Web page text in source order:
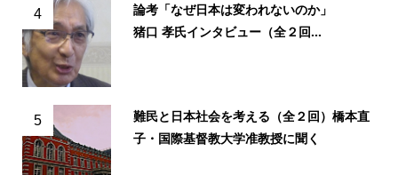
4
論考「なぜ日本は変われないのか」
猪口 孝氏インタビュー（全２回...
5
難民と日本社会を考える（全２回）橋本直
子・国際基督教大学准教授に聞く